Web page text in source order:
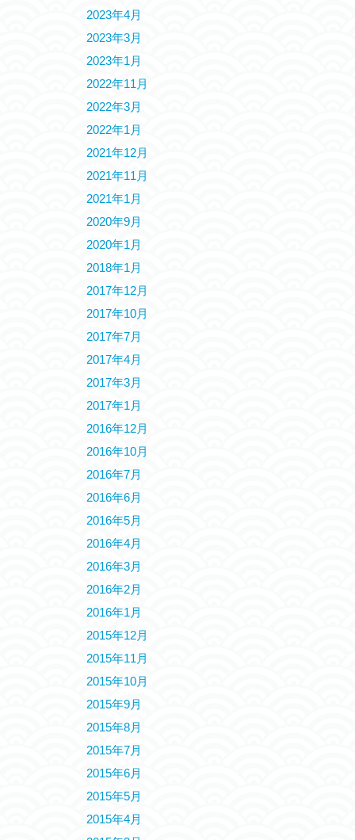
2023年4月
2023年3月
2023年1月
2022年11月
2022年3月
2022年1月
2021年12月
2021年11月
2021年1月
2020年9月
2020年1月
2018年1月
2017年12月
2017年10月
2017年7月
2017年4月
2017年3月
2017年1月
2016年12月
2016年10月
2016年7月
2016年6月
2016年5月
2016年4月
2016年3月
2016年2月
2016年1月
2015年12月
2015年11月
2015年10月
2015年9月
2015年8月
2015年7月
2015年6月
2015年5月
2015年4月